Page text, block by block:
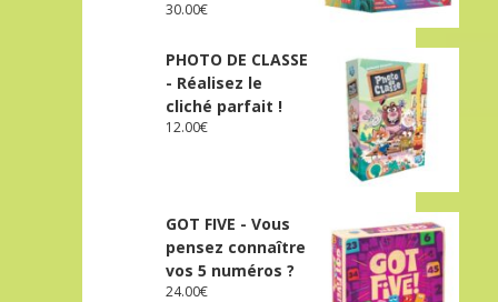
30.00€
PHOTO DE CLASSE
- Réalisez le
cliché parfait !
12.00€
GOT FIVE - Vous
pensez connaître
vos 5 numéros ?
24.00€